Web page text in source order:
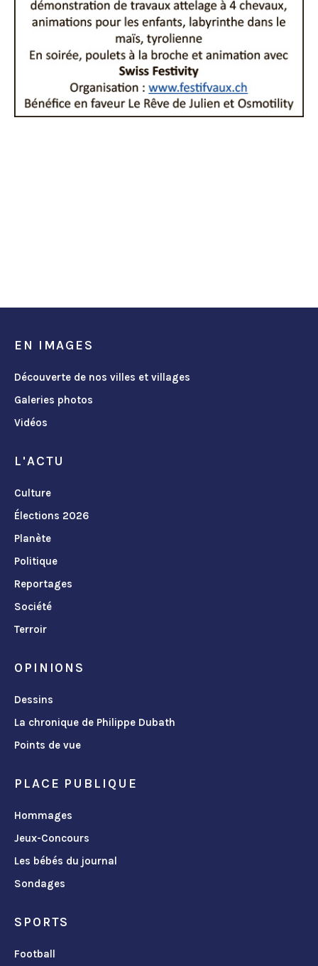
EN IMAGES
Découverte de nos villes et villages
Galeries photos
Vidéos
L'ACTU
Culture
Élections 2026
Planète
Politique
Reportages
Société
Terroir
OPINIONS
Dessins
La chronique de Philippe Dubath
Points de vue
PLACE PUBLIQUE
Hommages
Jeux-Concours
Les bébés du journal
Sondages
SPORTS
Football